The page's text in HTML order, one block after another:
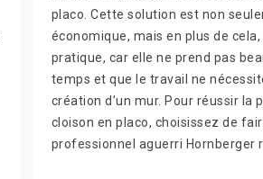
placo. Cette solution est non
économique, mais en plus de
pratique, car elle ne prend pas
temps et que le travail ne
création d’un mur. Pour réussir la
cloison en placo, choisissez de
professionnel aguerri Hornberger